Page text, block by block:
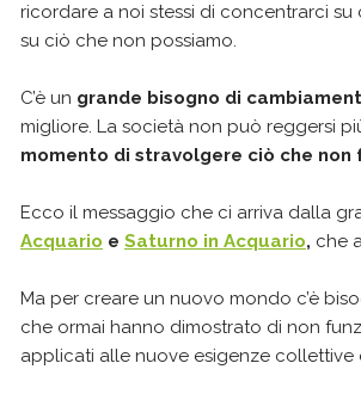
ricordare a noi stessi di concentrarci
su ciò che non possiamo.
C’è un grande bisogno di
migliore. La società non può reggersi
momento di stravolgere ciò che non
Ecco il messaggio che ci arriva dalla
Acquario e Saturno in Acquario, che
Ma per creare un nuovo mondo c’è
che ormai hanno dimostrato di non
applicati alle nuove esigenze collettive